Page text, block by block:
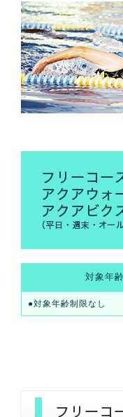
対象年齢
●対象年齢制限なし